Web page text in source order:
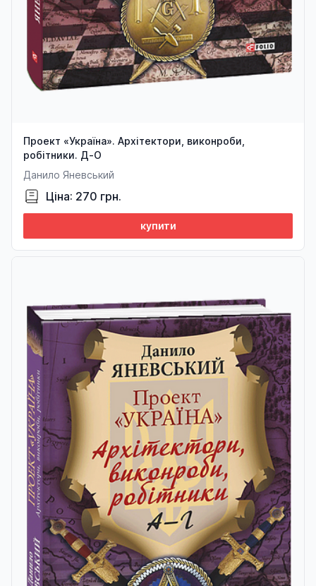
Проект «Україна». Архітектори, виконроби,
робітники. Д-О
Данило Яневський
Ціна: 270 грн.
купити